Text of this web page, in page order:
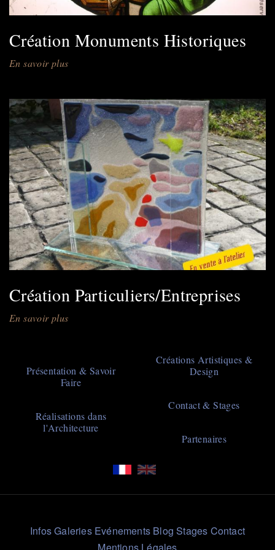
Création Monuments Historiques
En savoir plus
Monuments
Historiques
Création Particuliers/Entreprises
En savoir plus
Main
navigation
Présentation & Savoir
Faire
Réalisations dans
l'Architecture
Créations Artistiques &
Design
Contact & Stages
Partenaires
Liens
InfosGaleries Evénements Blog Stages Contact